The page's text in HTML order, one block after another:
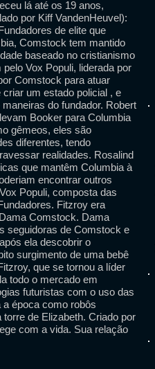
lá até os 19 anos,
por Kiff VandenHeuvel):
de elite que
Comstock tem mantido
baseado no cristianismo
Vox Populi, liderada por
Comstock para atuar
um estado policial , e
do fundador. Robert
Booker para Columbia
gêmeos, eles são
diferentes, tendo
realidades. Rosalind
que mantêm Columbia à
encontrar outros
Populi, composta das
Fitzroy era
Comstock. Dama
seguidoras de Comstock e
ela descobrir o
surgimento de uma bebê
que se tornou a líder
todo o mercado em
futuristas com o uso das
época como robôs
de Elizabeth. Criado por
com a vida. Sua relação